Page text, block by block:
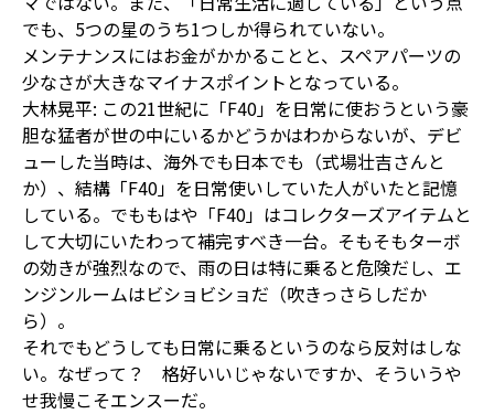
でも、5つの星のうち1つしか得られていない。
メンテナンスにはお金がかかることと、スペアパーツの
少なさが大きなマイナスポイントとなっている。
大林晃平: この21世紀に「F40」を日常に使おうという豪
胆な猛者が世の中にいるかどうかはわからないが、デビ
ューした当時は、海外でも日本でも（式場壮吉さんと
か）、結構「F40」を日常使いしていた人がいたと記憶
している。でももはや「F40」はコレクターズアイテムと
して大切にいたわって補完すべき一台。そもそもターボ
の効きが強烈なので、雨の日は特に乗ると危険だし、エ
ンジンルームはビショビショだ（吹きっさらしだか
ら）。
それでもどうしても日常に乗るというのなら反対はしな
い。なぜって？ 格好いいじゃないですか、そういうや
せ我慢こそエンスーだ。